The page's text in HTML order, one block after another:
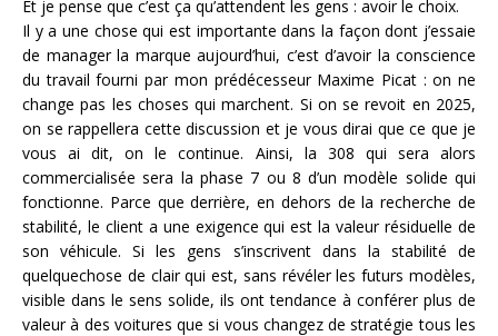
Et je pense que c’est ça qu’attendent les gens : avoir le choix.
Il y a une chose qui est importante dans la façon dont j’essaie
de manager la marque aujourd’hui, c’est d’avoir la conscience
du travail fourni par mon prédécesseur Maxime Picat : on ne
change pas les choses qui marchent. Si on se revoit en 2025,
on se rappellera cette discussion et je vous dirai que ce que je
vous ai dit, on le continue. Ainsi, la 308 qui sera alors
commercialisée sera la phase 7 ou 8 d’un modèle solide qui
fonctionne. Parce que derrière, en dehors de la recherche de
stabilité, le client a une exigence qui est la valeur résiduelle de
son véhicule. Si les gens s’inscrivent dans la stabilité de
quelquechose de clair qui est, sans révéler les futurs modèles,
visible dans le sens solide, ils ont tendance à conférer plus de
valeur à des voitures que si vous changez de stratégie tous les